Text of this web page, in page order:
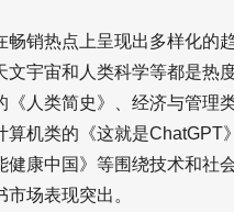
销热点上呈现出多样化的
文宇宙和人类科学等都是热
《人类简史》、经济与管理
算机类的《这就是ChatGPT
健康中国》等围绕技术和社
场表现突出。